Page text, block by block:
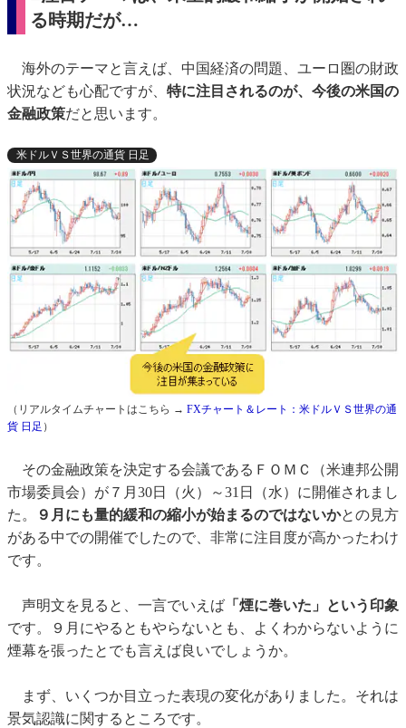
る時期だが…
海外のテーマと言えば、中国経済の問題、ユーロ圏の財政
状況なども心配ですが、 特に注目されるのが、今後の米国の
金融政策だと思います。
米ドルＶＳ世界の通貨 日足
（リアルタイムチャートはこちら → FXチャート＆レート：米ドルＶＳ世界の通
貨 日足 ）
その金融政策を決定する会議であるＦＯＭＣ（米連邦公開
市場委員会）が７月30日（火）～31日（水）に開催されまし
た。
９月にも量的緩和の縮小が始まるのではないかとの見方
がある中での開催でしたので、非常に注目度が高かったわけ
です。
声明文を見ると、一言でいえば 「煙に巻いた」という印象
です。９月にやるともやらないとも、よくわからないように
煙幕を張ったとでも言えば良いでしょうか。
まず、いくつか目立った表現の変化がありました。それは
景気認識に関するところです。